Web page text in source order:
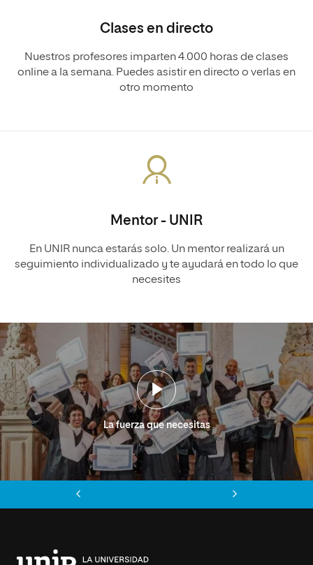
Clases en directo
Nuestros profesores imparten 4.000 horas de clases
online a la semana. Puedes asistir en directo o verlas en
otro momento
Mentor - UNIR
En UNIR nunca estarás solo. Un mentor realizará un
seguimiento individualizado y te ayudará en todo lo que
necesites
La fuerza que necesitas